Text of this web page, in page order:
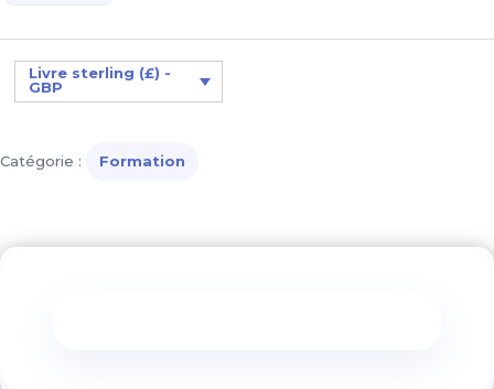
:
clés
et
au
Livre sterling (£) -
GBP
Catégorie : Formation